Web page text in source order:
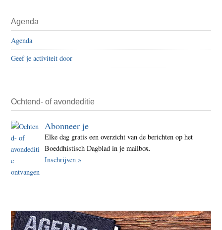
Agenda
Agenda
Geef je activiteit door
Ochtend- of avondeditie
Abonneer je
Elke dag gratis een overzicht van de berichten op het
Boeddhistisch Dagblad in je mailbox.
Inschrijven »